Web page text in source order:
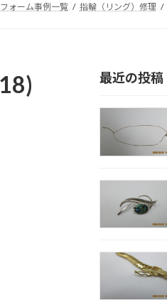
ォーム事例一覧 指輪（リング）修理
最近の投稿